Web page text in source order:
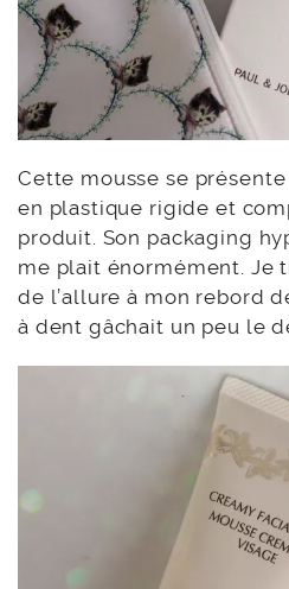
Cette mousse se
en plastique rigide et
produit. Son packaging
me plait énormément. Je
de l’allure à mon rebord
à dent gâchait un peu le